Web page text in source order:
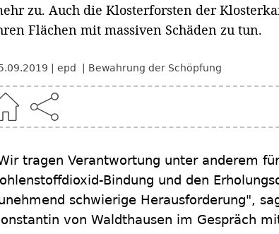
zu. Auch die Klosterforsten der
Flächen mit massiven Schäden zu tun.
epd Bewahrung der Schöpfung
tragen Verantwortung unter anderem
Bindung und den
schwierige Herausforderung",
von Waldthausen im Gespräch